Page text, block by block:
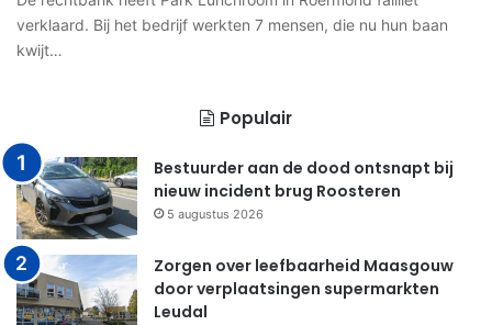
verklaard. Bij het bedrijf werkten 7 mensen, die nu hun baan
kwijt…
Populair
Bestuurder aan de dood ontsnapt bij
nieuw incident brug Roosteren
5 augustus 2026
Zorgen over leefbaarheid Maasgouw
door verplaatsingen supermarkten
Leudal